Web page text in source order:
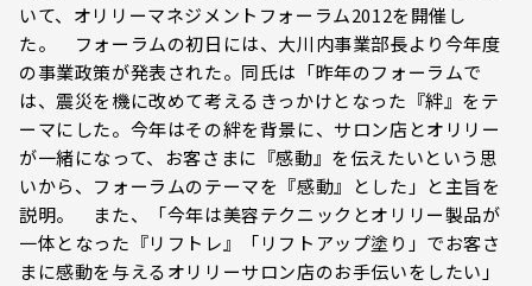
いて、オリリーマネジメントフォーラム2012を開催し
た。 フォーラムの初日には、大川内事業部長より今年度
の事業政策が発表された。同氏は「昨年のフォーラムで
は、震災を機に改めて考えるきっかけとなった『絆』をテ
ーマにした。今年はその絆を背景に、サロン店とオリリー
が一緒になって、お客さまに『感動』を伝えたいという思
いから、フォーラムのテーマを『感動』とした」と主旨を
説明。 また、「今年は美容テクニックとオリリー製品が
一体となった『リフトレ』「リフトアップ塗り」でお客さ
まに感動を与えるオリリーサロン店のお手伝いをしたい」